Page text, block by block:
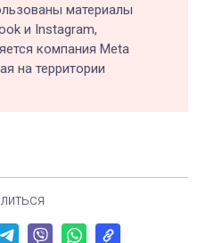
материалы
и Instagram,
компания Meta
на территории